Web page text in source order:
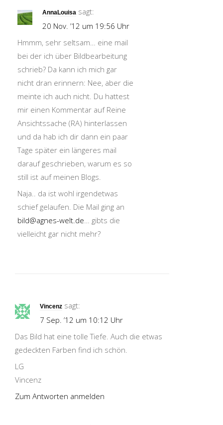
AnnaLouisa sagt:
20 Nov. ’12 um 19:56 Uhr
Hmmm, sehr seltsam… eine mail
bei der ich über Bildbearbeitung
schrieb? Da kann ich mich gar
nicht dran erinnern: Nee, aber die
meinte ich auch nicht. Du hattest
mir einen Kommentar auf Reine
Ansichtssache (RA) hinterlassen
und da hab ich dir dann ein paar
Tage später ein längeres mail
darauf geschrieben, warum es so
still ist auf meinen Blogs.
Naja.. da ist wohl irgendetwas
schief gelaufen. Die Mail ging an
bild@agnes-welt.de… gibts die
vielleicht gar nicht mehr?
Vincenz sagt:
7 Sep. ’12 um 10:12 Uhr
Das Bild hat eine tolle Tiefe. Auch die etwas
gedeckten Farben find ich schön.
LG
Vincenz
Zum Antworten anmelden